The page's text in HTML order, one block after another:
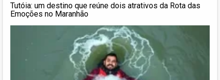
Tutóia: um destino que reúne dois atrativos da Rota das
Emoções no Maranhão